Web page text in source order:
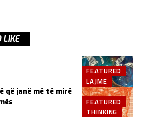
LIKE
FEATURED
LAJME
FEATURED
THINKING
që janë më të mirë